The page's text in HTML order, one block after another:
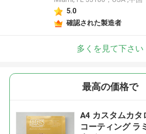
5.0
確認された製造者
多くを見て下さい
最高の価格で
A4 カスタムカタ
コーティング ラ